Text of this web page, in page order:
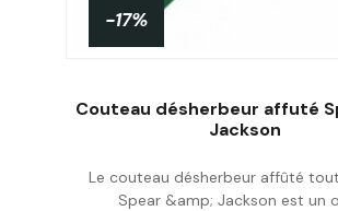
Acheter
-17%
Couteau désherbeur affuté
Jackson
Le couteau désherbeur affûté
Spear &amp; Jackson est un